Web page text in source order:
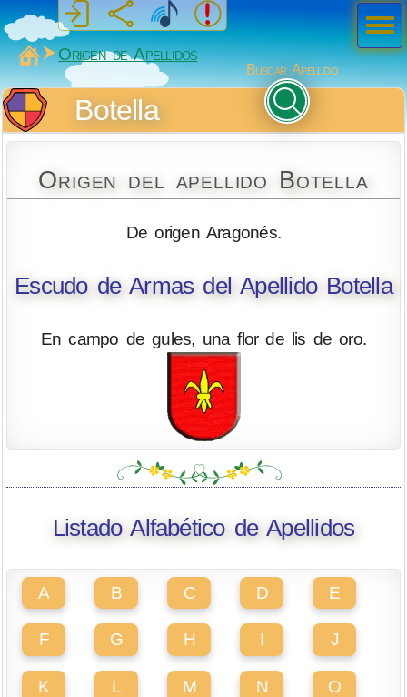
MiSabueso
Origen de Apellidos
Buscar Apellido
Botella
Origen del apellido Botella
De origen Aragonés.
Escudo de Armas del Apellido Botella
En campo de gules, una flor de lis de oro.
Listado Alfabético de Apellidos
A B C D E
F G H I J
K L M N O
Men
ú